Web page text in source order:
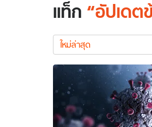
ข่าวบันเทิง
ข่าวเศรษฐกิจ
อัปเดตจีน
เช็กข่าวชัวร์
แท็ก อัปเดต
ข้อมูล
โค
ใหม่
ล่าสุด
ใหม่ล่าสุด